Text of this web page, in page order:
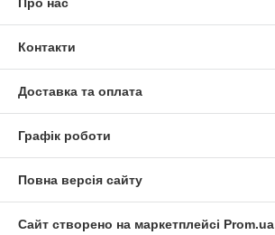
Контакти
Доставка та оплата
Графік роботи
Повна версія сайту
Сайт створено на маркетплейсі Prom.ua